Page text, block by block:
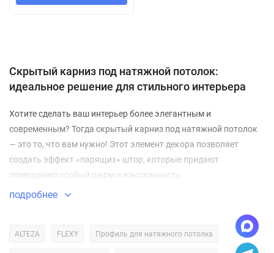
Скрытый карниз под натяжной потолок:
идеальное решение для стильного интерьера
Хотите сделать ваш интерьер более элегантным и
современным? Тогда скрытый карниз под натяжной потолок
— это то, что вам нужно! Этот элемент декора позволяет
создать эффект «парящих» штор, которые придают
помещению особый шарм и изысканность.
Что такое скрытый карниз и как он работает?
Скрытый карниз — это специальный профиль, который
подробнее
ALTEZA FLEXY Профиль для натяжного потолка